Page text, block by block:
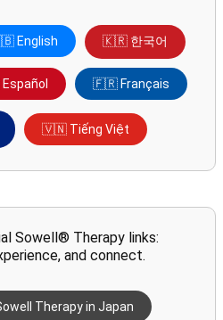
English 🇰🇷 한국어
🇫🇷 Français
🇻🇳 Tiếng Việt
Sowell® Therapy links:
and connect.
Therapy in Japan